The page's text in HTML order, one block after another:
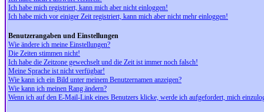
Ich habe mich registriert, kann mich aber nicht einloggen!
Ich habe mich vor einiger Zeit registriert, kann mich aber nicht mehr einloggen!
Benutzerangaben und Einstellungen
Wie ändere ich meine Einstellungen?
Die Zeiten stimmen nicht!
Ich habe die Zeitzone gewechselt und die Zeit ist immer noch falsch!
Meine Sprache ist nicht verfügbar!
Wie kann ich ein Bild unter meinem Benutzernamen anzeigen?
Wie kann ich meinen Rang ändern?
Wenn ich auf den E-Mail-Link eines Benutzers klicke, werde ich aufgefordert, mich